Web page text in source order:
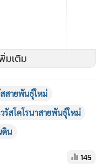
มเติม
สายพันธุ์ใหม่
รัสโคโรนาสายพันธุ์ใหม่
ดิน
145